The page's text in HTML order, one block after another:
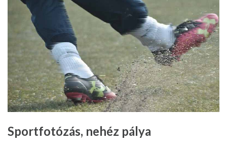
Sportfotózás, nehéz pálya